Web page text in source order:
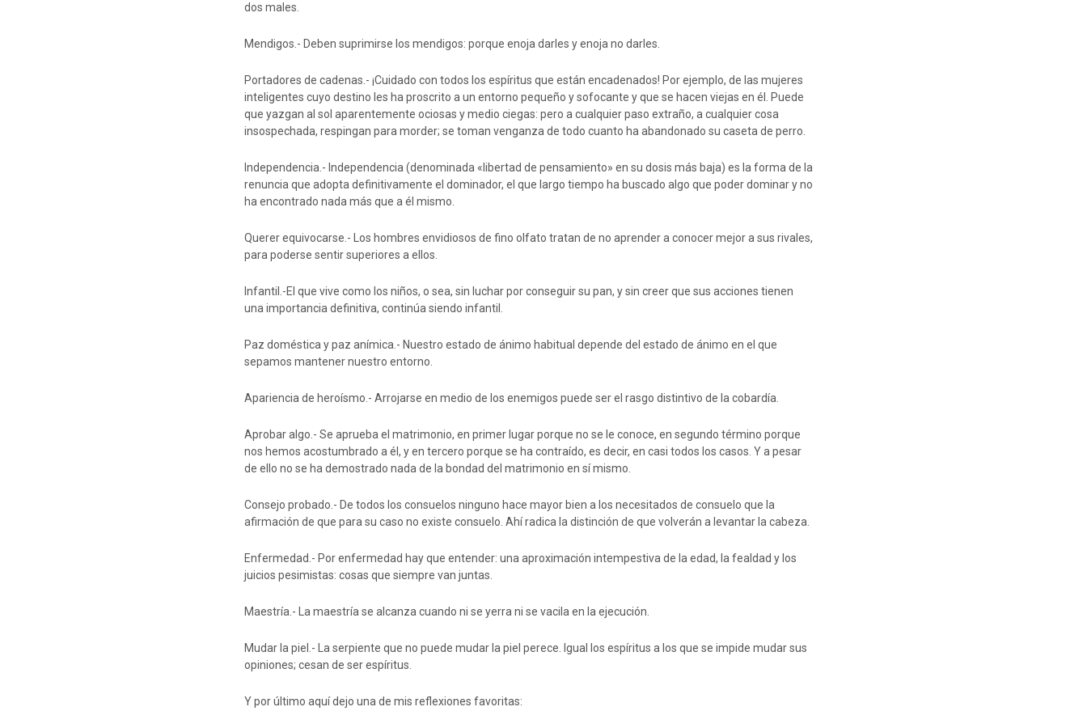
dos males.
Mendigos.- Deben suprimirse los mendigos: porque enoja darles y enoja no darles.
Portadores de cadenas.- ¡Cuidado con todos los espíritus que están encadenados! Por ejemplo, de las mujeres
inteligentes cuyo destino les ha proscrito a un entorno pequeño y sofocante y que se hacen viejas en él. Puede
que yazgan al sol aparentemente ociosas y medio ciegas: pero a cualquier paso extraño, a cualquier cosa
insospechada, respingan para morder; se toman venganza de todo cuanto ha abandonado su caseta de perro.
Independencia.- Independencia (denominada «libertad de pensamiento» en su dosis más baja) es la forma de la
renuncia que adopta definitivamente el dominador, el que largo tiempo ha buscado algo que poder dominar y no
ha encontrado nada más que a él mismo.
Querer equivocarse.- Los hombres envidiosos de fino olfato tratan de no aprender a conocer mejor a sus rivales,
para poderse sentir superiores a ellos.
Infantil.-El que vive como los niños, o sea, sin luchar por conseguir su pan, y sin creer que sus acciones tienen
una importancia definitiva, continúa siendo infantil.
Paz doméstica y paz anímica.- Nuestro estado de ánimo habitual depende del estado de ánimo en el que
sepamos mantener nuestro entorno.
Apariencia de heroísmo.- Arrojarse en medio de los enemigos puede ser el rasgo distintivo de la cobardía.
Aprobar algo.- Se aprueba el matrimonio, en primer lugar porque no se le conoce, en segundo término porque
nos hemos acostumbrado a él, y en tercero porque se ha contraído, es decir, en casi todos los casos. Y a pesar
de ello no se ha demostrado nada de la bondad del matrimonio en sí mismo.
Consejo probado.- De todos los consuelos ninguno hace mayor bien a los necesitados de consuelo que la
afirmación de que para su caso no existe consuelo. Ahí radica la distinción de que volverán a levantar la cabeza.
Enfermedad.- Por enfermedad hay que entender: una aproximación intempestiva de la edad, la fealdad y los
juicios pesimistas: cosas que siempre van juntas.
Maestría.- La maestría se alcanza cuando ni se yerra ni se vacila en la ejecución.
Mudar la piel.- La serpiente que no puede mudar la piel perece. Igual los espíritus a los que se impide mudar sus
opiniones; cesan de ser espíritus.
Y por último aquí dejo una de mis reflexiones favoritas: